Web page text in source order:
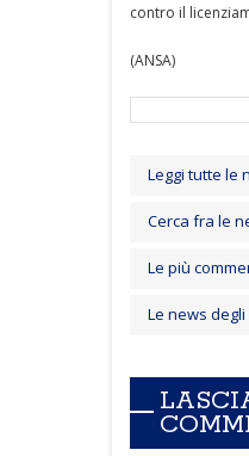
contro il
(ANSA)
Leggi tutte le
Cerca fra le
Le più
Le news